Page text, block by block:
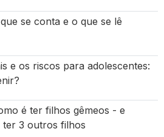
se conta e o que se lê
e os riscos para adolescentes:
é ter filhos gêmeos - e
ter 3 outros filhos